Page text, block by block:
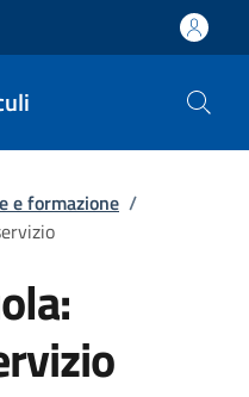
e formazione /